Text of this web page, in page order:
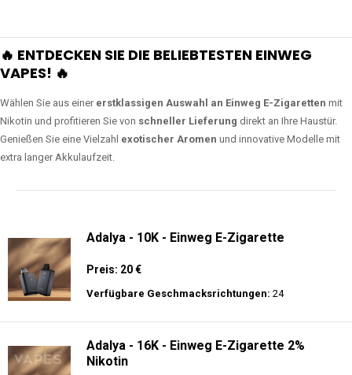
🔥 ENTDECKEN SIE DIE BELIEBTESTEN EINWEG
VAPES! 🔥
Wählen Sie aus einer erstklassigen Auswahl an Einweg E-Zigaretten mit
Nikotin und profitieren Sie von schneller Lieferung direkt an Ihre Haustür.
Genießen Sie eine Vielzahl exotischer Aromen und innovative Modelle mit
extra langer Akkulaufzeit.
Adalya - 10K - Einweg E-Zigarette
Preis: 20 €
Verfügbare Geschmacksrichtungen: 24
Adalya - 16K - Einweg E-Zigarette 2%
Nikotin